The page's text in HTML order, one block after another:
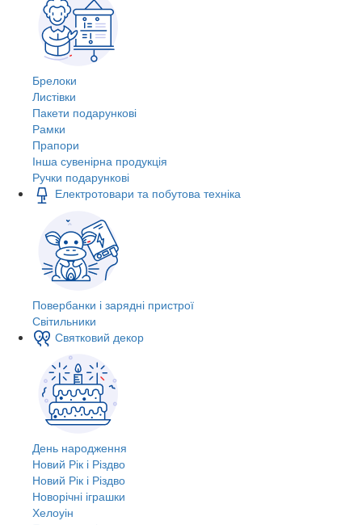
Брелоки
Листівки
Пакети подарункові
Рамки
Прапори
Інша сувенірна продукція
Ручки подарункові
Електротовари та побутова техніка
Повербанки і зарядні пристрої
Світильники
Святковий декор
День народження
Новий Рік і Різдво
Новий Рік і Різдво
Новорічні іграшки
Хелоуін